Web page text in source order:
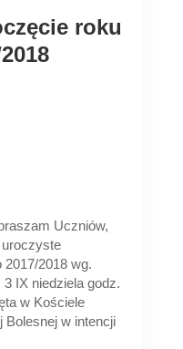
roku
Uczniów,
2018 wg.
IX niedziela godz.
w Kościele
Bolesnej w intencji